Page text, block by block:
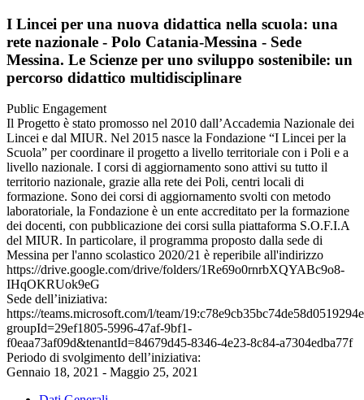
I Lincei per una nuova didattica nella scuola: una
rete nazionale - Polo Catania-Messina - Sede
Messina. Le Scienze per uno sviluppo sostenibile: un
percorso didattico multidisciplinare
Public Engagement
Il Progetto è stato promosso nel 2010 dall’Accademia Nazionale dei
Lincei e dal MIUR. Nel 2015 nasce la Fondazione “I Lincei per la
Scuola” per coordinare il progetto a livello territoriale con i Poli e a
livello nazionale. I corsi di aggiornamento sono attivi su tutto il
territorio nazionale, grazie alla rete dei Poli, centri locali di
formazione. Sono dei corsi di aggiornamento svolti con metodo
laboratoriale, la Fondazione è un ente accreditato per la formazione
dei docenti, con pubblicazione dei corsi sulla piattaforma S.O.F.I.A
del MIUR. In particolare, il programma proposto dalla sede di
Messina per l'anno scolastico 2020/21 è reperibile all'indirizzo
https://drive.google.com/drive/folders/1Re69o0rnrbXQYABc9o8-
IHqOKRUok9eG
Sede dell’iniziativa:
https://teams.microsoft.com/l/team/
groupId=29ef1805-5996-47af-9bf1-
f0eaa73af09d&tenantId=84679d45-8346-4e23-8c84-a7304edba77f
Periodo di svolgimento dell’iniziativa:
Gennaio 18, 2021 - Maggio 25, 2021